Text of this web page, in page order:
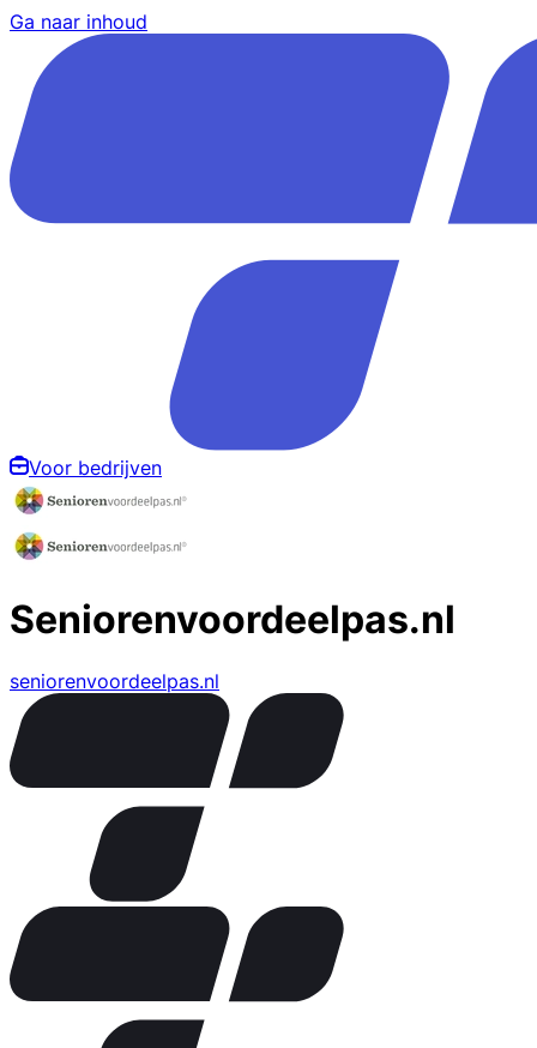
Ga naar inhoud
Voor bedrijven
Seniorenvoordeelpas.nl
seniorenvoordeelpas.nl